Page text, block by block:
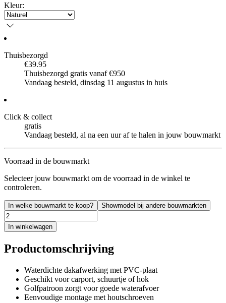
Kleur:
Thuisbezorgd
€39.95
Thuisbezorgd gratis vanaf €950
Vandaag besteld, dinsdag 11 augustus in huis
Click & collect
gratis
Vandaag besteld, al na een uur af te halen in jouw bouwmarkt
Voorraad in de bouwmarkt
Selecteer jouw bouwmarkt om de voorraad in de winkel te
controleren.
In welke bouwmarkt te koop? Showmodel bij andere bouwmarkten
In winkelwagen
Productomschrijving
Waterdichte dakafwerking met PVC-plaat
Geschikt voor carport, schuurtje of hok
Golfpatroon zorgt voor goede waterafvoer
Eenvoudige montage met houtschroeven